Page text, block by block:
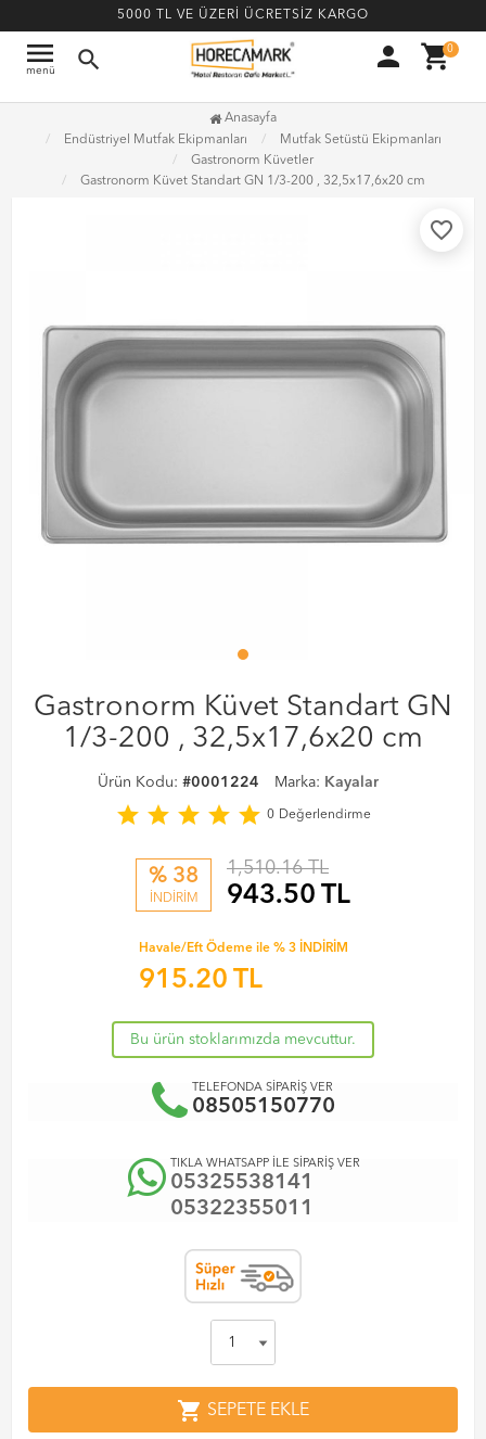
5000 TL VE ÜZERİ ÜCRETSİZ KARGO
menu
menü search person shopping_cart0
Anasayfa
Endüstriyel Mutfak Ekipmanları
Mutfak Setüstü Ekipmanları
Gastronorm Küvetler
Gastronorm Küvet Standart GN 1/3-200 , 32,5x17,6x20 cm
favorite_border
Gastronorm Küvet Standart GN
1/3-200 , 32,5x17,6x20 cm
Ürün Kodu: #0001224 Marka: Kayalar
star star star star star 0 Değerlendirme
% 38
İNDİRİM
1,510.16 TL
943.50 TL
Havale/Eft Ödeme ile % 3 İNDİRİM
915.20 TL
Bu ürün stoklarımızda mevcuttur.
TELEFONDA SİPARİŞ VER
08505150770
TIKLA WHATSAPP İLE SİPARİŞ VER
05325538141
05322355011
shopping_cart SEPETE EKLE